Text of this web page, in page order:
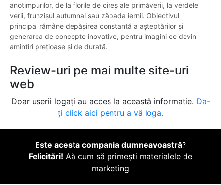
anotimpurilor, de la florile de cireș ale primăverii, la verdele
verii, frunzișul autumnal sau zăpada iernii. Obiectivul
principal rămâne depășirea constantă a așteptărilor și
generarea de concepte inovative, pentru imagini ce devin
amintiri prețioase și de durată.
Review-uri pe mai multe site-uri
web
Doar userii logați au acces la această informație. Da-
ți click aici pentru a vă loga.
Este acesta compania dumneavoastră?
Felicitări! Aă cum să primești materialele de
marketing